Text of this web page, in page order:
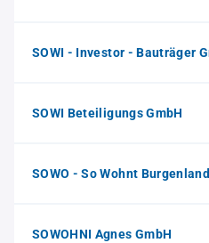
SOWI - Investor - Bauträger
SOWI Beteiligungs GmbH
SOWO - So Wohnt
SOWOHNI Agnes GmbH